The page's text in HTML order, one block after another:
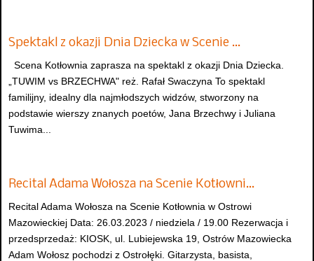
Spektakl z okazji Dnia Dziecka w Scenie …
Scena Kotłownia zaprasza na spektakl z okazji Dnia Dziecka.
„TUWIM vs BRZECHWA" reż. Rafał Swaczyna To spektakl
familijny, idealny dla najmłodszych widzów, stworzony na
podstawie wierszy znanych poetów, Jana Brzechwy i Juliana
Tuwima...
Recital Adama Wołosza na Scenie Kotłowni…
Recital Adama Wołosza na Scenie Kotłownia w Ostrowi
Mazowieckiej Data: 26.03.2023 / niedziela / 19.00 Rezerwacja i
przedsprzedaż: KIOSK, ul. Lubiejewska 19, Ostrów Mazowiecka
Adam Wołosz pochodzi z Ostrołęki. Gitarzysta, basista,